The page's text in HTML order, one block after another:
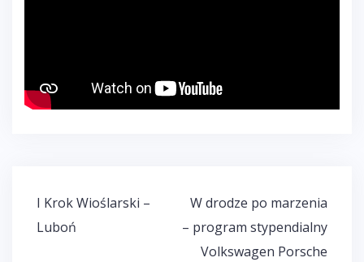
Nawigacja
wpisu
I Krok Wioślarski –
Luboń
W drodze po marzenia
– program stypendialny
Volkswagen Porsche